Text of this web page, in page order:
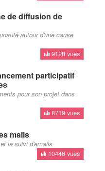
de diffusion de
autour d'une cause
9128 vues
participatif
pour son projet dans
8719 vues
mails
le suivi d'emails
10446 vues